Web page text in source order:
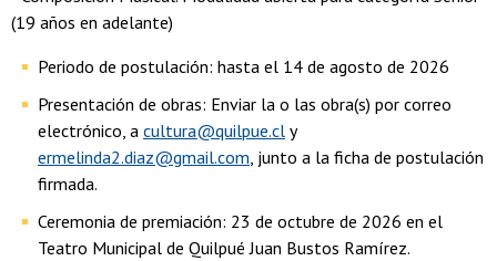
(19 años en adelante)
Periodo de postulación: hasta el 14 de agosto de 2026
Presentación de obras: Enviar la o las obra(s) por correo
electrónico, a cultura@quilpue.cl y
ermelinda2.diaz@gmail.com, junto a la ficha de postulación
firmada.
Ceremonia de premiación: 23 de octubre de 2026 en el
Teatro Municipal de Quilpué Juan Bustos Ramírez.